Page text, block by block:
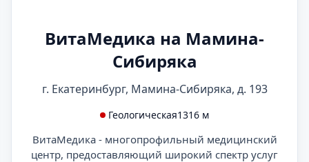
ВитаМедика на Мамина-
Сибиряка
г. Екатеринбург, Мамина-Сибиряка, д. 193
Геологическая1316 м
ВитаМедика - многопрофильный медицинский
центр, предоставляющий широкий спектр услуг